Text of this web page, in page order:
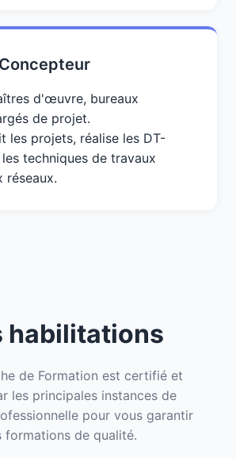
d'œuvre, bureaux
de projet.
les projets, réalise les DT-
techniques de travaux
réseaux.
habilitations
de Formation est certifié et
les principales instances de
pour vous garantir
formations de qualité.